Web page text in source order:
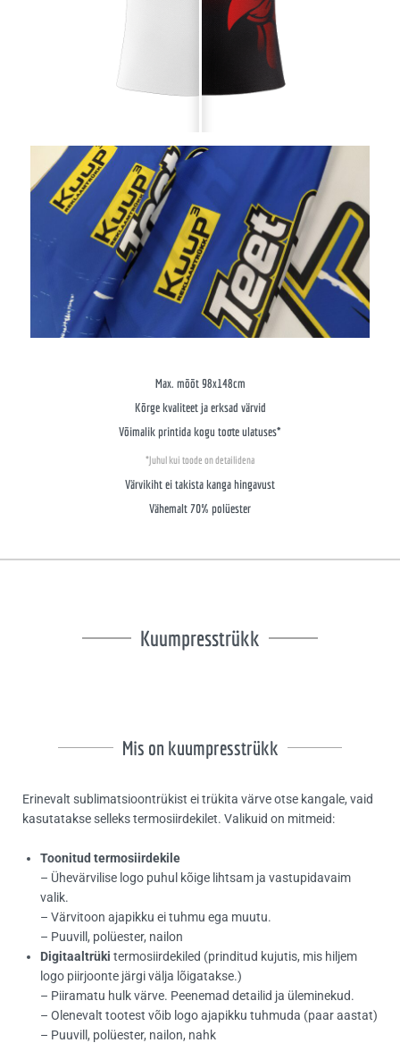
Max. mõõt 98x148cm
Kõrge kvaliteet ja erksad värvid
Võimalik printida kogu toote ulatuses*
*Juhul kui toode on detailidena
Värvikiht ei takista kanga hingavust
Vähemalt 70% polüester
Kuumpresstrükk
Mis on kuumpresstrükk
Erinevalt sublimatsioontrükist ei trükita värve otse kangale, vaid
kasutatakse selleks termosiirdekilet. Valikuid on mitmeid:
Toonitud termosiirdekile
– Ühevärvilise logo puhul kõige lihtsam ja vastupidavaim
valik.
– Värvitoon ajapikku ei tuhmu ega muutu.
– Puuvill, polüester, nailon
Digitaaltrüki termosiirdekiled (prinditud kujutis, mis hiljem
logo piirjoonte järgi välja lõigatakse.)
– Piiramatu hulk värve. Peenemad detailid ja üleminekud.
– Olenevalt tootest võib logo ajapikku tuhmuda (paar aastat)
– Puuvill, polüester, nailon, nahk